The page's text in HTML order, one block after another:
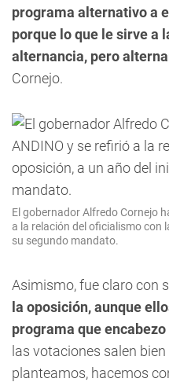
programa alternativo a
porque lo que le sirve a
alternancia, pero
Cornejo.
El gobernador Alfredo Cornejo
a la relación del oficialismo con
su segundo mandato.
Asimismo, fue claro con
la oposición, aunque
programa que encabezo
las votaciones salen
planteamos, hacemos